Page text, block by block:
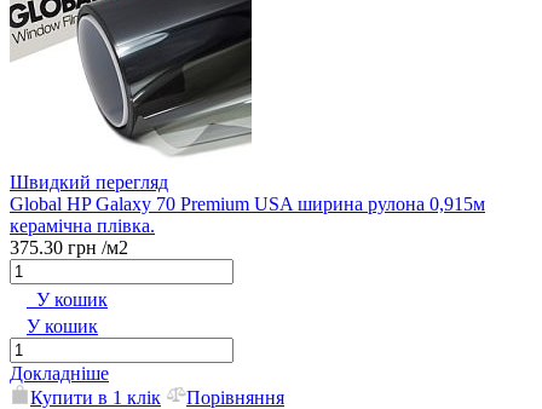
Швидкий перегляд
Global HP Galaxy 70 Premium USA ширина рулона 0,915м
керамічна плівка.
375.30 грн /м2
У кошик
У кошик
Докладніше
Купити в 1 клік
Порівняння